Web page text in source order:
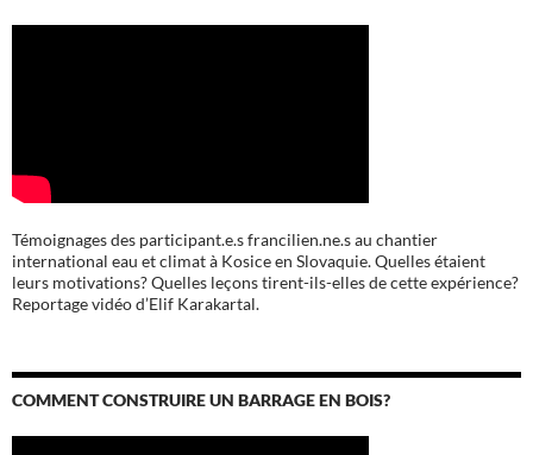
Témoignages des participant.e.s francilien.ne.s au chantier
international eau et climat à Kosice en Slovaquie. Quelles étaient
leurs motivations? Quelles leçons tirent-ils-elles de cette expérience?
Reportage vidéo d’Elif Karakartal.
COMMENT CONSTRUIRE UN BARRAGE EN BOIS?